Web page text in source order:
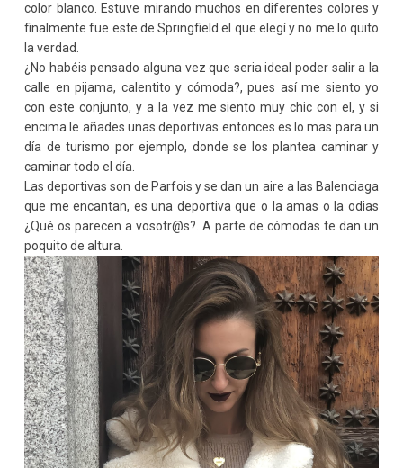
color blanco. Estuve mirando muchos en diferentes colores y
finalmente fue este de Springfield el que elegí y no me lo quito
la verdad.
¿No habéis pensado alguna vez que seria ideal poder salir a la
calle en pijama, calentito y cómoda?, pues así me siento yo
con este conjunto, y a la vez me siento muy chic con el, y si
encima le añades unas deportivas entonces es lo mas para un
día de turismo por ejemplo, donde se los plantea caminar y
caminar todo el día.
Las deportivas son de Parfois y se dan un aire a las Balenciaga
que me encantan, es una deportiva que o la amas o la odias
¿Qué os parecen a vosotr@s?. A parte de cómodas te dan un
poquito de altura.